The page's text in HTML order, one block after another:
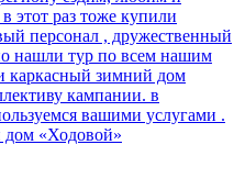
этот раз тоже купили
персонал , дружественный
нашли тур по всем нашим
каркасный зимний дом
кампании. в
вашими услугами .